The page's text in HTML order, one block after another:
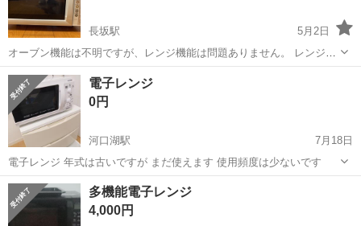
長坂駅
5月2日
オーブン機能は不明ですが、レンジ機能は問題ありません。 レンジ内
部はしっかり拭いてありますが、使用感はあります。 取りに来れる
方、無料でお譲りします。
山梨 北杜市 長坂駅
電子レンジ
0円
河口湖駅
7月18日
電子レンジ 年式は古いですが まだ使えます 使用頻度は少ないです
山梨 南都留郡 河口湖駅 キッチン家電
多機能電子レンジ
4,000円